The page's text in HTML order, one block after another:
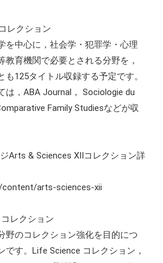
レクション
中心に，社会学・犯罪学・心理
教育機関で必要とされる分野を，
も125タイトル収録する予定です。
は，ABA Journal， Sociologie du
Family Studiesなどが収
Arts & Sciences XIIコレクション詳
arts-sciences-xii
レクション
のコレクション強化を目的につ
です。Life Science コレクション，